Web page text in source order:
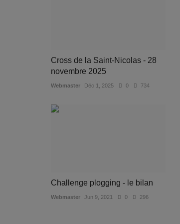
Cross de la Saint-Nicolas - 28
novembre 2025
Webmaster Déc 1, 2025 0 734
Challenge plogging - le bilan
Webmaster Jun 9, 2021 0 296